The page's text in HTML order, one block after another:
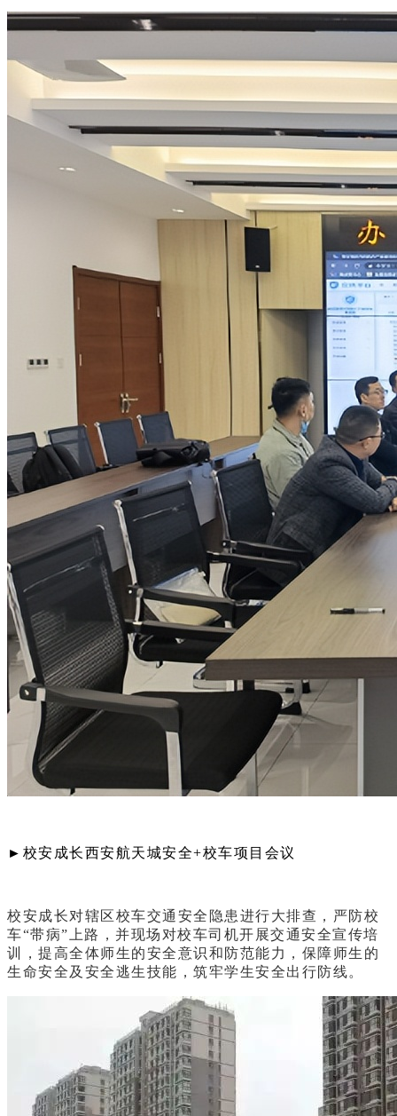
► 校安成长西安航天城安全+校车项目会议
校安成长对辖区校车交通安全隐患进行大排查，严防校
车“带病”上路，并现场对校车司机开展交通安全宣传培
训，提高全体师生的安全意识和防范能力，保障师生的
生命安全及安全逃生技能，筑牢学生安全出行防线。